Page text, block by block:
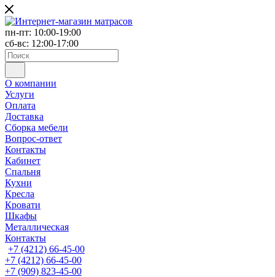
пн-пт: 10:00-19:00
сб-вс: 12:00-17:00
О компании
Услуги
Оплата
Доставка
Сборка мебели
Вопрос-ответ
Контакты
Кабинет
Спальня
Кухни
Кресла
Кровати
Шкафы
Металлическая
Контакты
+7 (4212) 66-45-00
+7 (4212) 66-45-00
+7 (909) 823-45-00